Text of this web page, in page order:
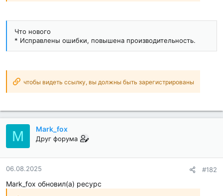
Что нового
* Исправлены ошибки, повышена производительность.
чтобы видеть ссылку, вы должны быть зарегистрированы
M Mark_fox
Друг форума
06.08.2025 #182
Mark_fox обновил(а) ресурс